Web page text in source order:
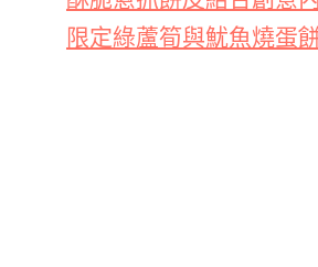
限定綠蘆筍與魷魚燒蛋